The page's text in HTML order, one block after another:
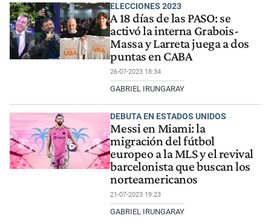
ELECCIONES 2023
A 18 días de las PASO: se
activó la interna Grabois-
Massa y Larreta juega a dos
puntas en CABA
26-07-2023 18:34
GABRIEL IRUNGARAY
DEBUTA EN ESTADOS UNIDOS
Messi en Miami: la
migración del fútbol
europeo a la MLS y el revival
barcelonista que buscan los
norteamericanos
21-07-2023 19:23
GABRIEL IRUNGARAY